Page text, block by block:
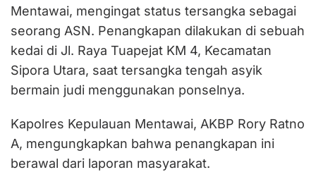
Mentawai, mengingat status tersangka sebagai
seorang ASN. Penangkapan dilakukan di sebuah
kedai di Jl. Raya Tuapejat KM 4, Kecamatan
Sipora Utara, saat tersangka tengah asyik
bermain judi menggunakan ponselnya.
Kapolres Kepulauan Mentawai, AKBP Rory Ratno
A, mengungkapkan bahwa penangkapan ini
berawal dari laporan masyarakat.